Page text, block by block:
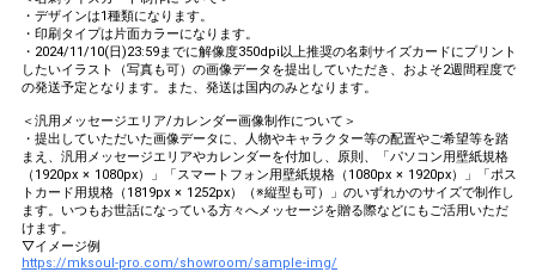
・デザインは1種類になります。
・印刷タイプは片面カラーになります。
・2024/11/10(日)23:59までに解像度350dpi以上推奨の名刺サイズカードにプリント
したいイラスト（写真も可）の画像データを提出していただき、およそ2週間程度で
の発送予定となります。また、発送は国内のみとなります。
＜汎用メッセージエリア/カレンダー画像制作について＞
・提出していただいた画像データに、人物やキャラクター等の配置やご希望等を踏
まえ、汎用メッセージエリアやカレンダーを付加し、原則、「パソコン用壁紙規格
（1920px × 1080px）」「スマートフォン用壁紙規格（1080px × 1920px）」「ポス
トカード用規格（1819px × 1252px）（※縦型も可）」のいずれかのサイズで制作し
ます。いつもお世話になっている方々へメッセージを贈る際などにもご活用いただ
けます。
▽イメージ例
https://mksoul-pro.com/showroom/sample-img/